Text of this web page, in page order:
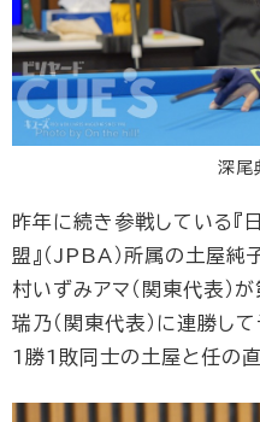
深尾
昨年に続き参戦している『
盟』（JPBA）所属の土屋
村いずみアマ（関東代表）
瑞乃（関東代表）に連勝し
1勝1敗同士の土屋と任の直